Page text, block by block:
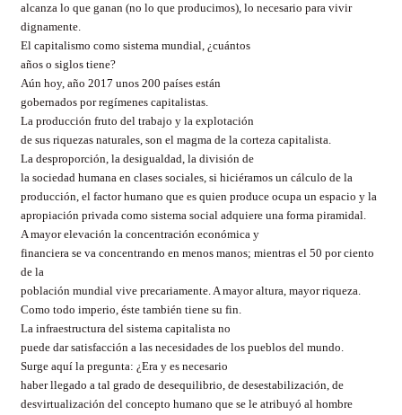
alcanza lo que ganan (no lo que producimos), lo necesario para vivir
dignamente.
El capitalismo como sistema mundial, ¿cuántos
años o siglos tiene?
Aún hoy, año 2017 unos 200 países están
gobernados por regímenes capitalistas.
La producción fruto del trabajo y la explotación
de sus riquezas naturales, son el magma de la corteza capitalista.
La desproporción, la desigualdad, la división de
la sociedad humana en clases sociales, si hiciéramos un cálculo de la
producción, el factor humano que es quien produce ocupa un espacio y la
apropiación privada como sistema social adquiere una forma piramidal.
A mayor elevación la concentración económica y
financiera se va concentrando en menos manos; mientras el 50 por ciento
de la
población mundial vive precariamente. A mayor altura, mayor riqueza.
Como todo imperio, éste también tiene su fin.
La infraestructura del sistema capitalista no
puede dar satisfacción a las necesidades de los pueblos del mundo.
Surge aquí la pregunta: ¿Era y es necesario
haber llegado a tal grado de desequilibrio, de desestabilización, de
desvirtualización del concepto humano que se le atribuyó al hombre